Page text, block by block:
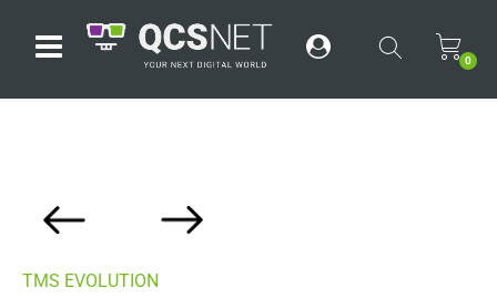
Open menu
0
TMS EVOLUTION